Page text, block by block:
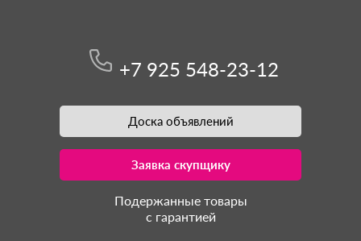
+7 925 548-23-12
Доска объявлений
Заявка скупщику
Подержанные товары
с гарантией